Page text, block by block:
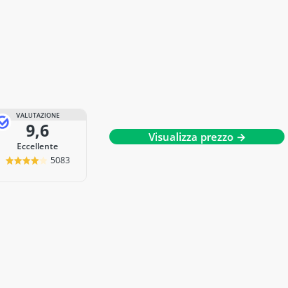
VALUTAZIONE
9,6
Eccellente
5083
Visualizza prezzo →